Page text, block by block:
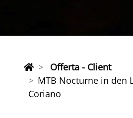
Offerta - Client
MTB Nocturne in den
Coriano